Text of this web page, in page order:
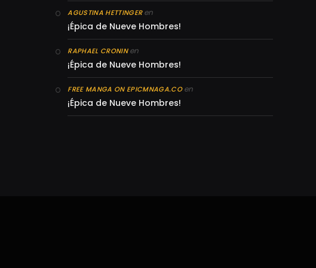
AGUSTINA HETTINGERen
¡Épica de Nueve Hombres!
RAPHAEL CRONINen
¡Épica de Nueve Hombres!
FREE MANGA ON EPICMNAGA.COen
¡Épica de Nueve Hombres!